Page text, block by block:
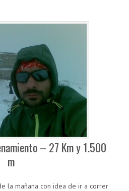
– 27 Km y 1.500
m
la mañana con idea de ir a correr